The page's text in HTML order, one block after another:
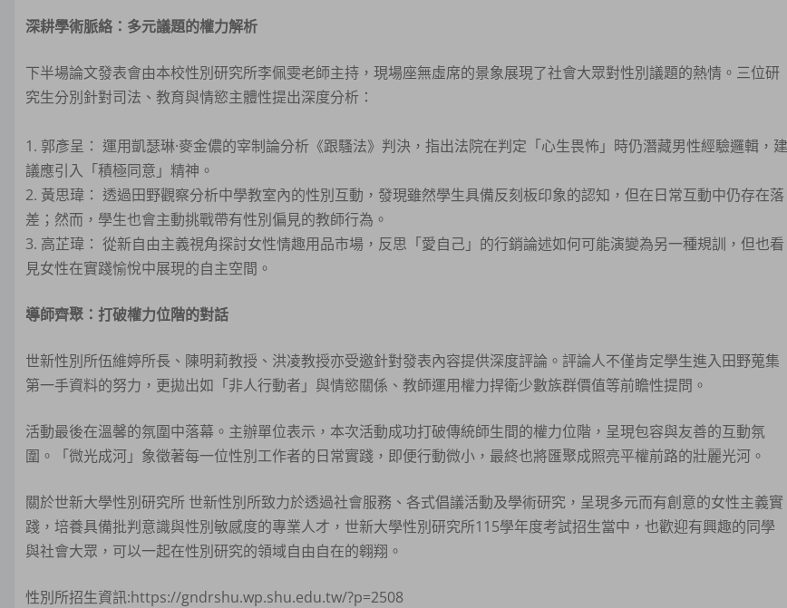
深耕學術脈絡：多元議題的權力解析
下半場論文發表會由本校性別研究所李佩雯老師主持，現場座無虛席的景象展現了社會大眾對性別議題的熱情。三位研
究生分別針對司法、教育與情慾主體性提出深度分析：
1. 郭彥呈： 運用凱瑟琳·麥金儂的宰制論分析《跟騷法》判決，指出法院在判定「心生畏怖」時仍潛藏男性經驗邏輯，建
議應引入「積極同意」精神。
2. 黃思瑋： 透過田野觀察分析中學教室內的性別互動，發現雖然學生具備反刻板印象的認知，但在日常互動中仍存在落
差；然而，學生也會主動挑戰帶有性別偏見的教師行為。
3. 高芷瑋： 從新自由主義視角探討女性情趣用品市場，反思「愛自己」的行銷論述如何可能演變為另一種規訓，但也看
見女性在實踐愉悅中展現的自主空間。
導師齊聚：打破權力位階的對話
世新性別所伍維婷所長、陳明莉教授、洪凌教授亦受邀針對發表內容提供深度評論。評論人不僅肯定學生進入田野蒐集
第一手資料的努力，更拋出如「非人行動者」與情慾關係、教師運用權力捍衛少數族群價值等前瞻性提問。
活動最後在溫馨的氛圍中落幕。主辦單位表示，本次活動成功打破傳統師生間的權力位階，呈現包容與友善的互動氛
圍。「微光成河」象徵著每一位性別工作者的日常實踐，即便行動微小，最終也將匯聚成照亮平權前路的壯麗光河。
關於世新大學性別研究所 世新性別所致力於透過社會服務、各式倡議活動及學術研究，呈現多元而有創意的女性主義實
踐，培養具備批判意識與性別敏感度的專業人才，世新大學性別研究所115學年度考試招生當中，也歡迎有興趣的同學
與社會大眾，可以一起在性別研究的領域自由自在的翱翔。
性別所招生資訊:https://gndrshu.wp.shu.edu.tw/?p=2508